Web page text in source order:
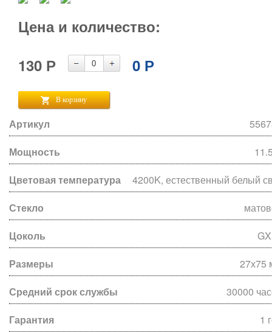
Цена и количество:
130 Р 0 Р
В корзину
Артикул
Мощность
Цветовая температура
4200K, естественный белый
Стекло
Цоколь
Размеры
27х75
Средний срок службы
30000
Гарантия
1